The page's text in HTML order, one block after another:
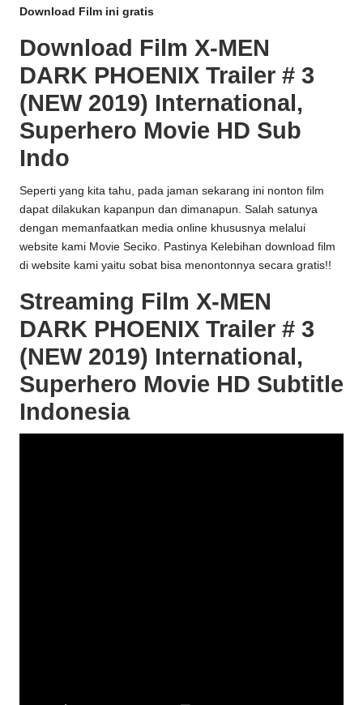
Download Film ini gratis
Download Film X-MEN
DARK PHOENIX Trailer # 3
(NEW 2019) International,
Superhero Movie HD Sub
Indo
Seperti yang kita tahu, pada jaman sekarang ini nonton film
dapat dilakukan kapanpun dan dimanapun. Salah satunya
dengan memanfaatkan media online khususnya melalui
website kami Movie Seciko. Pastinya Kelebihan download film
di website kami yaitu sobat bisa menontonnya secara gratis!!
Streaming Film X-MEN
DARK PHOENIX Trailer # 3
(NEW 2019) International,
Superhero Movie HD Subtitle
Indonesia